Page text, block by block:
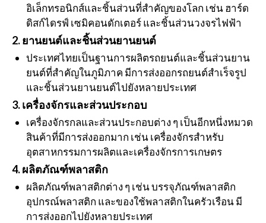
อิเล็กทรอนิกส์และชิ้นส่วนที่สำคัญของโลก เช่น ฮาร์ด
ดิสก์ไดรฟ์ เซมิคอนดักเตอร์ และชิ้นส่วนวงจรไฟฟ้า
2. ยานยนต์และชิ้นส่วนยานยนต์
ประเทศไทยเป็นฐานการผลิตรถยนต์และชิ้นส่วนยาน
ยนต์ที่สำคัญในภูมิภาค มีการส่งออกรถยนต์สำเร็จรูป
และชิ้นส่วนยานยนต์ไปยังหลายประเทศ
3. เครื่องจักรและส่วนประกอบ
เครื่องจักรกลและส่วนประกอบต่าง ๆ เป็นอีกหนึ่งหมวด
สินค้าที่มีการส่งออกมาก เช่น เครื่องจักรสำหรับ
อุตสาหกรรมการผลิตและเครื่องจักรการเกษตร
4. ผลิตภัณฑ์พลาสติก
ผลิตภัณฑ์พลาสติกต่าง ๆ เช่น บรรจุภัณฑ์พลาสติก
อุปกรณ์พลาสติก และของใช้พลาสติกในครัวเรือน มี
การส่งออกไปยังหลายประเทศ